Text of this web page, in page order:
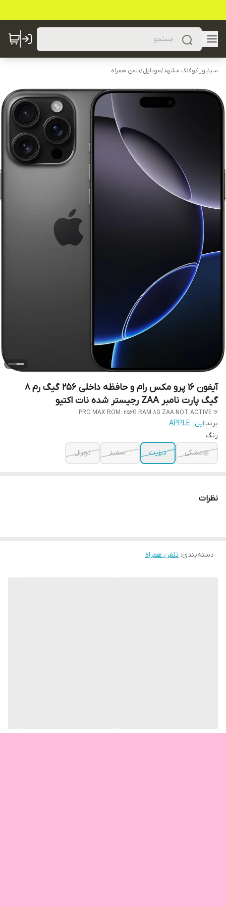
سینیور کوفنگ مشهد/موبایل/تلفن همراه
آیفون 16 پرو مکس رام و حافظه داخلی 256 گیگ رم 8
گیگ پارت نامبر ZAA رجیستر شده نات اکتیو
16 PRO MAX ROM: 256G RAM:8G ZAA NOT ACTIVE
برند:اپل- APPLE
رنگ
مشکی
دیزرت سفید نچرال
نظرات
دسته‌بندی: تلفن همراه